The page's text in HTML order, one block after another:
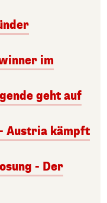
im
geht auf
Austria kämpft
- Der